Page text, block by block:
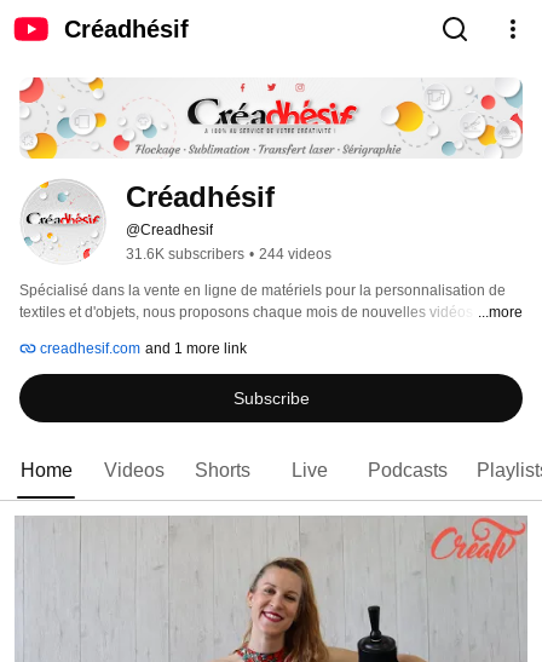
Créadhésif
Créadhésif
@Creadhesif
31.6K subscribers • 244 videos
Spécialisé dans la vente en ligne de matériels pour la personnalisation de
textiles et d'objets, nous proposons chaque mois de nouvelles vidéos pour
réalisation de toutes vos créations.
...more
creadhesif.com and 1 more link
Subscribe
Home Videos Shorts Live Podcasts